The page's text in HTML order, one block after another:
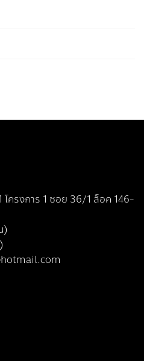
ครงการ 1 ซอย 36/1 ล็อค 146-
)